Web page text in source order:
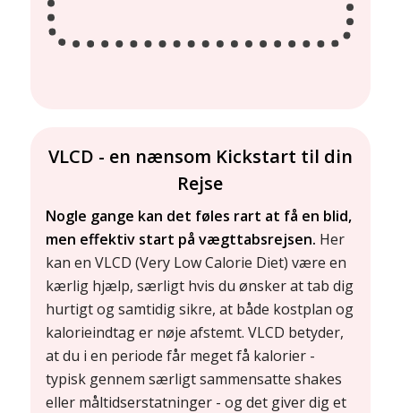
VLCD - en nænsom Kickstart til din
Rejse
Nogle gange kan det føles rart at få en blid,
men effektiv start på vægttabsrejsen. Her
kan en VLCD (Very Low Calorie Diet) være en
kærlig hjælp, særligt hvis du ønsker at tab dig
hurtigt og samtidig sikre, at både kostplan og
kalorieindtag er nøje afstemt. VLCD betyder,
at du i en periode får meget få kalorier -
typisk gennem særligt sammensatte shakes
eller måltidserstatninger - og det giver dig et